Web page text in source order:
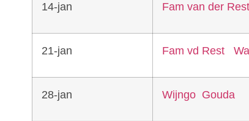
14-jan Fam van der
21-jan Fam vd Rest
28-jan Wijngo Gouda